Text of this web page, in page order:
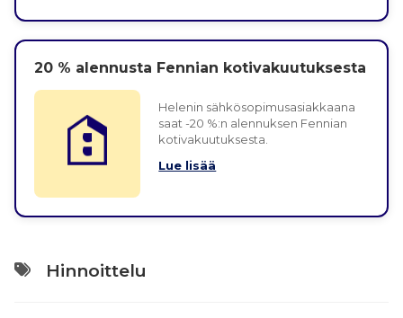
20 % alennusta Fennian kotivakuutuksesta
Helenin sähkösopimusasiakkaana
saat -20 %:n alennuksen Fennian
kotivakuutuksesta.
Lue lisää
Hinnoittelu